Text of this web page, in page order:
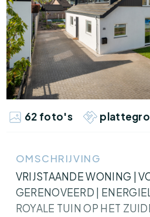
62 foto's
OMSCHRIJVING
VRIJSTAANDE WONING |
GERENOVEERD |
ROYALE TUIN OP HET